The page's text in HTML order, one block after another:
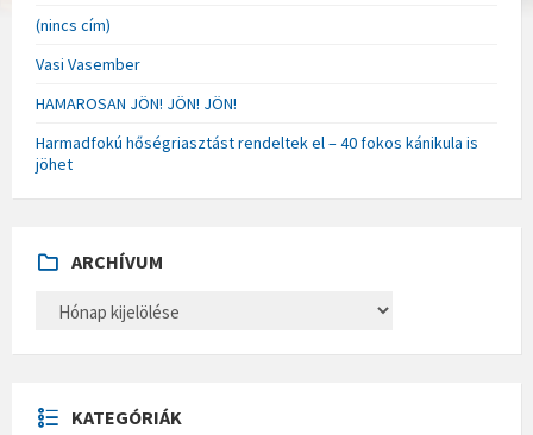
(nincs cím)
Vasi Vasember
HAMAROSAN JÖN! JÖN! JÖN!
Harmadfokú hőségriasztást rendeltek el – 40 fokos kánikula is
jöhet
ARCHÍVUM
H
U
M
KATEGÓRIÁK